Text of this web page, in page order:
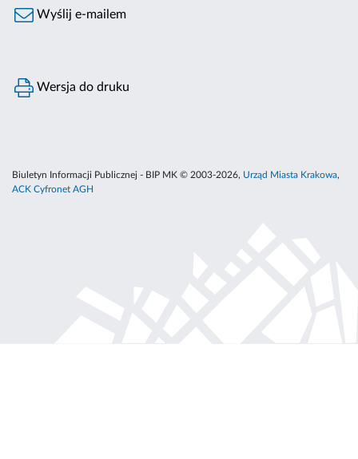
Wyślij e-mailem
Wersja do druku
Biuletyn Informacji Publicznej - BIP MK © 2003-2026, Urząd Miasta Krakowa,
ACK Cyfronet AGH